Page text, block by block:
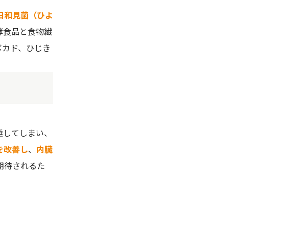
和見菌（ひよ
食品と食物繊
ド、ひじき
てしまい、
改善し、 内臓
待されるた